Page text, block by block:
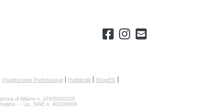
Quattroruote Professional Pubblicità ShopED
di Milano n. 07835550158
- - Lic. SIAE n. 4653/I/908